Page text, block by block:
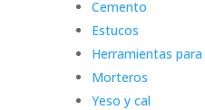
Cemento
Estucos
Herramientas
Morteros
Yeso y cal